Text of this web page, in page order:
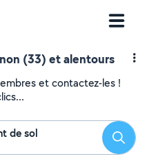
(33) et alentours
et contactez-les !
de sol